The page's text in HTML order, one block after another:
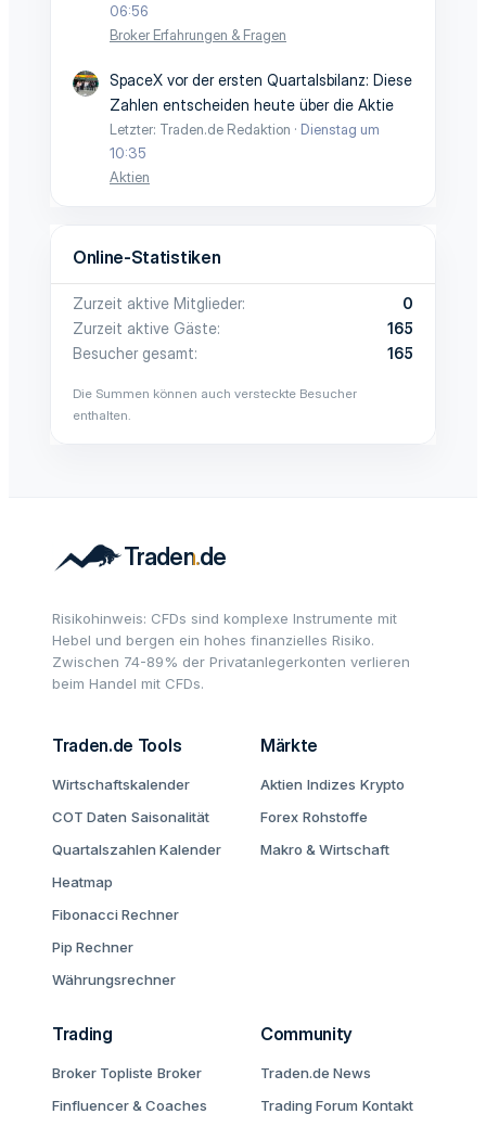
06:56
Broker Erfahrungen & Fragen
SpaceX vor der ersten Quartalsbilanz: Diese
Zahlen entscheiden heute über die Aktie
Letzter: Traden.de Redaktion
Dienstag um
10:35
Aktien
Online-Statistiken
Zurzeit aktive Mitglieder
0
Zurzeit aktive Gäste
165
Besucher gesamt
165
Die Summen können auch versteckte Besucher
enthalten.
Risikohinweis: CFDs sind komplexe Instrumente mit
Hebel und bergen ein hohes finanzielles Risiko.
Zwischen 74-89% der Privatanlegerkonten verlieren
beim Handel mit CFDs.
Traden.de Tools
Wirtschaftskalender
COT Daten Saisonalität
Quartalszahlen Kalender
Heatmap
Fibonacci Rechner
Pip Rechner
Währungsrechner
Märkte
Aktien Indizes Krypto
Forex Rohstoffe
Makro & Wirtschaft
Trading
Broker Topliste Broker
Finfluencer & Coaches
Community
Traden.de News
Trading Forum Kontakt